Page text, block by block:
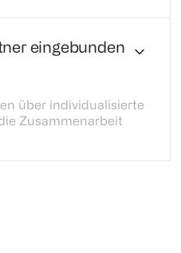
eingebunden
über individualisierte
Zusammenarbeit